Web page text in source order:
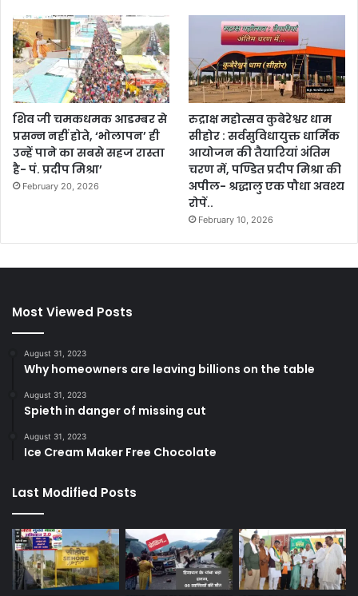
शिव जी चमकधमक आडम्बर से
प्रसन्न नहीं होते, ‘भोलापन’ ही
उन्हें पाने का सबसे सहज रास्ता
है- पं. प्रदीप मिश्रा’
February 20, 2026
रुद्राक्ष महोत्सव कुबेरेश्वर धाम
सीहोर : सर्वसुविधायुक्त धार्मिक
आयोजन की तैयारियां अंतिम
चरण में, पण्डित प्रदीप मिश्रा की
अपील- श्रद्धालु एक पौधा अवश्य
रोपें..
February 10, 2026
Most Viewed Posts
August 31, 2023
Why homeowners are leaving billions on the table
August 31, 2023
Spieth in danger of missing cut
August 31, 2023
Ice Cream Maker Free Chocolate
Last Modified Posts